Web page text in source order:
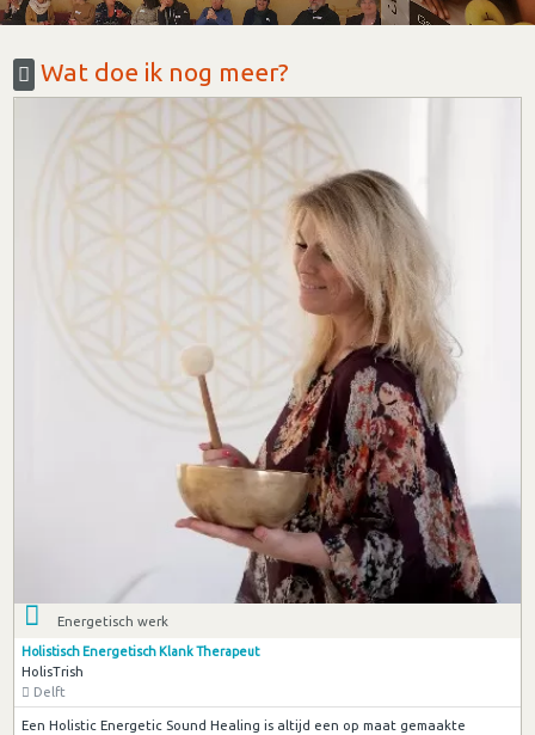
Wat doe ik nog meer?
Energetisch werk
Holistisch Energetisch Klank Therapeut
HolisTrish
Delft
Een Holistic Energetic Sound Healing is altijd een op maat gemaakte